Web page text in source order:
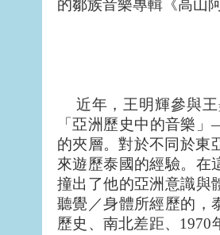
的鄒族音樂專輯《高山
近年，王明輝參與
「亞洲歷史中的音樂
的夾層。對於不同於
來遊歷泰國的經驗。在
撞出了他的亞洲意識與
聽覺／身體所經歷的，
歷史、南北差距、 1970